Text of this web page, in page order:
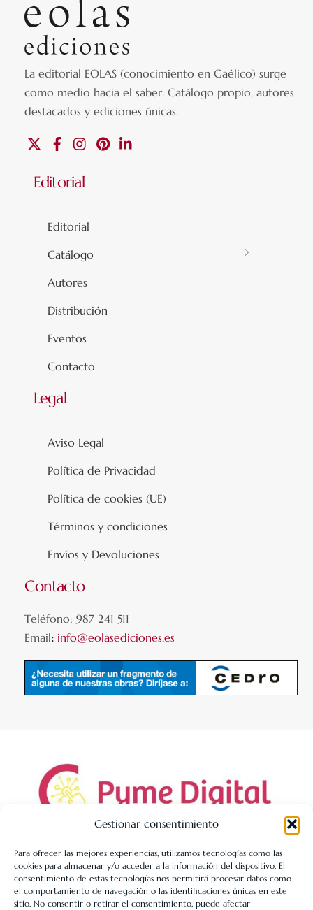
Gestionar consentimiento
Para ofrecer las mejores experiencias, utilizamos tecnologías como las
cookies para almacenar y/o acceder a la información del dispositivo. El
consentimiento de estas tecnologías nos permitirá procesar datos como
el comportamiento de navegación o las identificaciones únicas en este
sitio. No consentir o retirar el consentimiento, puede afectar
La editorial EOLAS (conocimiento en Gaélico) surge
como medio hacia el saber.Catálogo propio, autores
destacados y ediciones únicas.
FacebookInstagramPinterest
Editorial
Editorial
Catálogo
Autores
Distribución
Eventos
Contacto
Legal
Aviso Legal
Política de Privacidad
Política de cookies (UE)
Términos y condiciones
Envíos y Devoluciones
Contacto
Teléfono: 987 241 511
Email: info@eolasediciones.es
LIBRERÍA UNIVERSITARIA LEÓN 1980 SLL ha sido beneficiaria
de Fondos Europeos, cuyo objetivo es la mejora de la
competitividad de las PYMES, y gracias al cual ha puesto en